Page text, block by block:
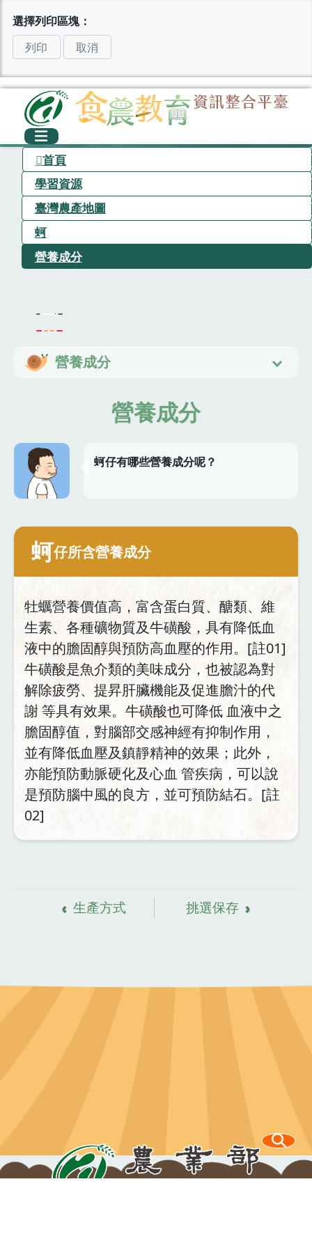
選擇列印區塊：
列印
取消
首頁
學習資源
臺灣農產地圖
蚵
營養成分
營養成分
營養成分
蚵仔有哪些營養成分呢？
蚵仔所含營養成分
牡蠣營養價值高，富含蛋白質、醣類、維
生素、各種礦物質及牛磺酸，具有降低血
液中的膽固醇與預防高血壓的作用。[註01]
牛磺酸是魚介類的美味成分，也被認為對
解除疲勞、提昇肝臟機能及促進膽汁的代
謝 等具有效果。牛磺酸也可降低 血液中之
膽固醇值，對腦部交感神經有抑制作用，
並有降低血壓及鎮靜精神的效果；此外，
亦能預防動脈硬化及心血 管疾病，可以說
是預防腦中風的良方，並可預防結石。[註
02]
生產方式
挑選保存